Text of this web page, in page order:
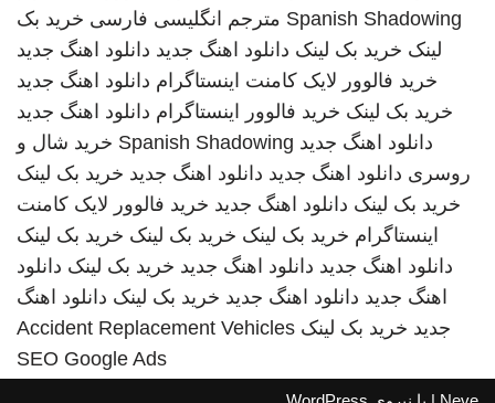
Spanish Shadowing مترجم انگلیسی فارسی خرید بک
لینک خرید بک لینک دانلود اهنگ جدید دانلود اهنگ جدید
خرید فالوور لایک کامنت اینستاگرام دانلود اهنگ جدید
خرید بک لینک خرید فالوور اینستاگرام دانلود اهنگ جدید
دانلود اهنگ جدید Spanish Shadowing خرید شال و
روسری دانلود اهنگ جدید دانلود اهنگ جدید خرید بک لینک
خرید بک لینک دانلود اهنگ جدید خرید فالوور لایک کامنت
اینستاگرام خرید بک لینک خرید بک لینک خرید بک لینک
دانلود اهنگ جدید دانلود اهنگ جدید خرید بک لینک دانلود
اهنگ جدید دانلود اهنگ جدید خرید بک لینک دانلود اهنگ
جدید خرید بک لینک Accident Replacement Vehicles
SEO Google Ads